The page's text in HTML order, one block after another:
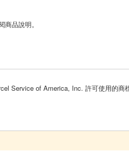
商品說明。
Service of America, Inc. 許可使用的商